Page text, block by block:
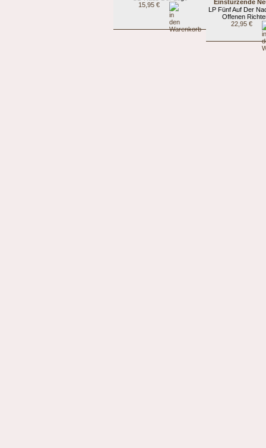
15,95 €
Einstürzende
LP Fünf Auf Der
Offenen
22,95 €